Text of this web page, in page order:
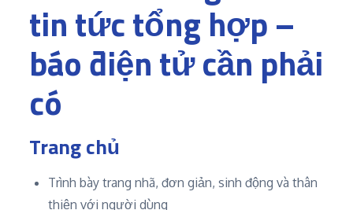
tin tức tổng hợp –
báo điện tử cần phải
có
Trang chủ
Trình bày trang nhã, đơn giản, sinh động và thân
thiện với người dùng